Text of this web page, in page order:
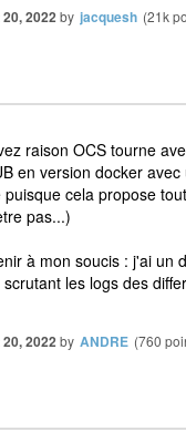
2022by jacquesh (21k
raison OCS tourne
en version docker
cela propose
pas...)
à mon soucis : j'ai un
les logs des
2022 by ANDRE (760